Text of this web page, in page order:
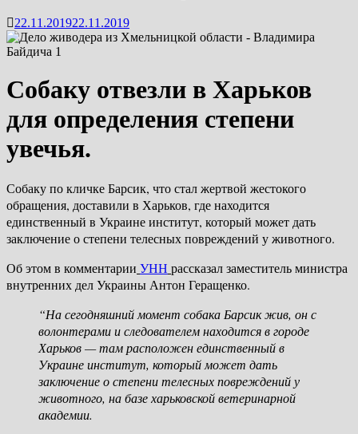
22.11.201922.11.2019
Собаку отвезли в Харьков
для определения степени
увечья.
Собаку по кличке Барсик, что стал жертвой жестокого
обращения, доставили в Харьков, где находится
единственный в Украине институт, который может дать
заключение о степени телесных повреждений у животного.
Об этом в комментарии УНН рассказал заместитель министра
внутренних дел Украины Антон Геращенко.
“На сегодняшний момент собака Барсик жив, он с
волонтерами и следователем находится в городе
Харьков — там расположен единственный в
Украине институт, который может дать
заключение о степени телесных повреждений у
животного, на базе харьковской ветеринарной
академии.